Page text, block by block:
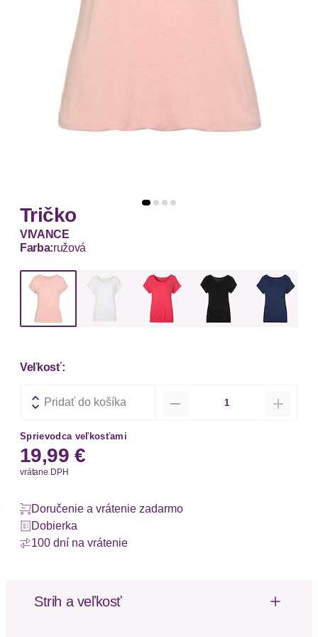
Tričko
VIVANCE
Farba:ružová
Veľkosť:
Pridať do košíka
Sprievodca veľkosťami
19,99 €
vrátane DPH
Doručenie a vrátenie zadarmo
Dobierka
100 dní na vrátenie
Strih a veľkosť